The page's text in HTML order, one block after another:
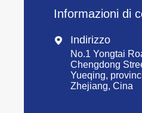
Informazioni di
 Indirizzo
No.1 Yongtai
Chengdong
Yueqing,
Zhejiang, Cina